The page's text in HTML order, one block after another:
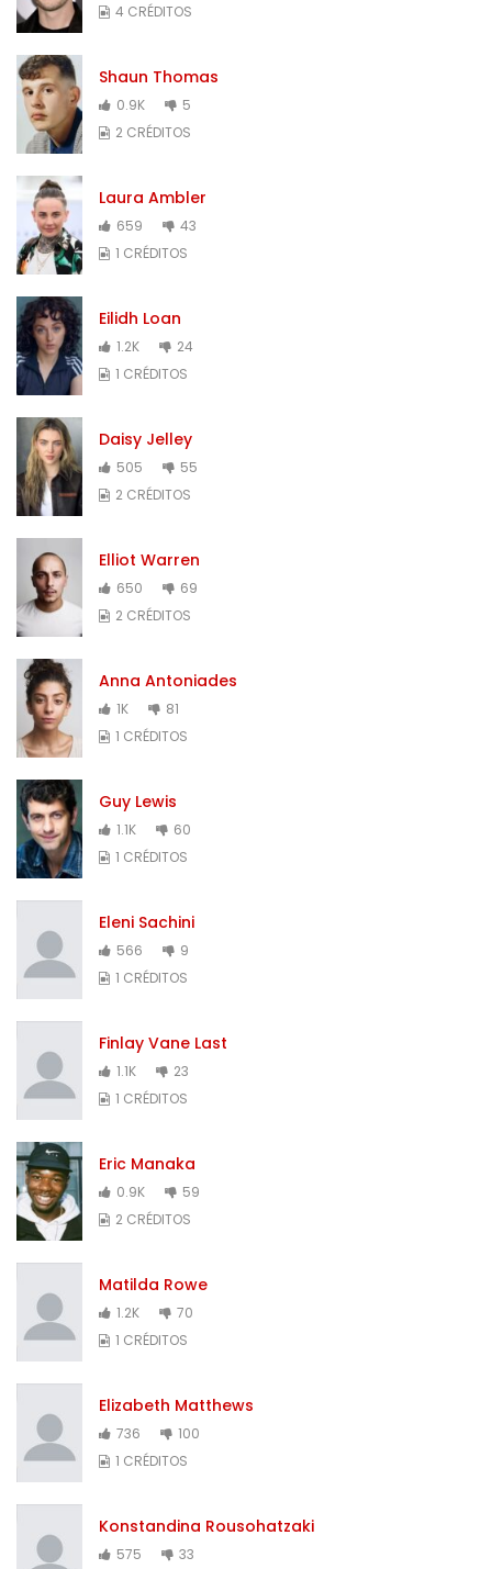
4 CRÉDITOS
Shaun Thomas
0.9K
5
2 CRÉDITOS
Laura Ambler
659
43
1 CRÉDITOS
Eilidh Loan
1.2K
24
1 CRÉDITOS
Daisy Jelley
505
55
2 CRÉDITOS
Elliot Warren
650
69
2 CRÉDITOS
Anna Antoniades
1K
81
1 CRÉDITOS
Guy Lewis
1.1K
60
1 CRÉDITOS
Eleni Sachini
566
9
1 CRÉDITOS
Finlay Vane Last
1.1K
23
1 CRÉDITOS
Eric Manaka
0.9K
59
2 CRÉDITOS
Matilda Rowe
1.2K
70
1 CRÉDITOS
Elizabeth Matthews
736
100
1 CRÉDITOS
Konstandina Rousohatzaki
575
33